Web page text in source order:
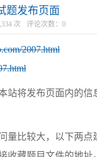
题发布页面
次 评论次数： 0
2007.html
将发布页面内的信
比较大，以下两点